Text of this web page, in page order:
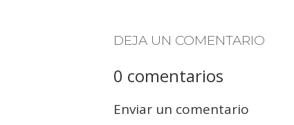
DEJA UN COMENTARIO
0 comentarios
Enviar un comentario